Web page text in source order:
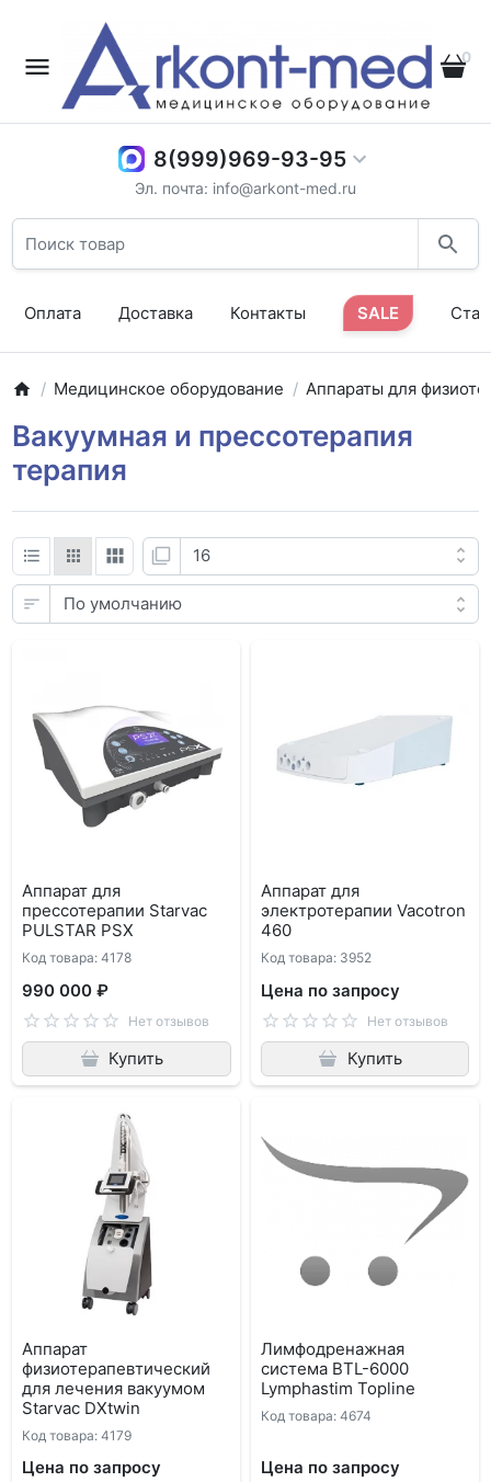
0
8(999)969-93-95
Эл. почта: info@arkont-med.ru
Оплата Доставка Контакты SALE
Медицинское оборудование Аппараты для
Вакуумная и прессотерапия
терапия
Аппарат для
прессотерапии Starvac
PULSTAR PSX
Код товара: 4178
990 000 ₽
Нет отзывов
Купить
Аппарат для
электротерапии Vacotron
460
Код товара: 3952
Цена по запросу
Нет отзывов
Купить
Аппарат
физиотерапевтический
для лечения вакуумом
Starvac DXtwin
Код товара: 4179
Цена по запросу
Лимфодренажная
система BTL-6000
Lymphastim Topline
Код товара: 4674
Цена по запросу